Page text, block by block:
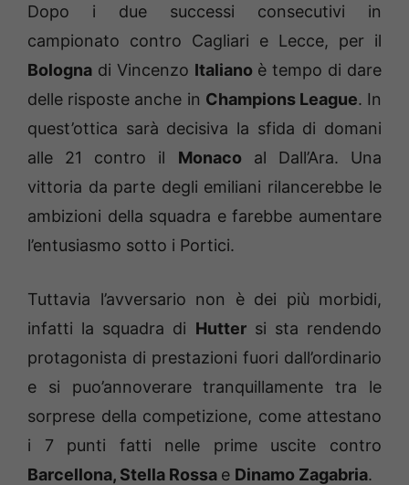
Dopo i due successi consecutivi in
campionato contro Cagliari e Lecce, per il
Bologna di Vincenzo Italianoè tempo di dare
delle risposte anche in Champions League. In
quest’ottica sarà decisiva la sfida di domani
alle 21 contro il Monacoal Dall’Ara. Una
vittoria da parte degli emiliani rilancerebbe le
ambizioni della squadra e farebbe aumentare
l’entusiasmo sotto i Portici.
Tuttavia l’avversario non è dei più morbidi,
infatti la squadra di Huttersi sta rendendo
protagonista di prestazioni fuori dall’ordinario
e si puo’annoverare tranquillamente tra le
sorprese della competizione, come attestano
i 7 punti fatti nelle prime uscite contro
Barcellona, Stella Rossa e Dinamo Zagabria.